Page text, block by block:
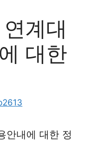
계대
대한
안내에 대한 정